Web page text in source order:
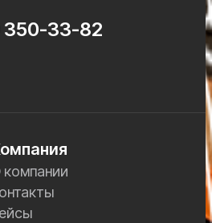
350-33-82
компании